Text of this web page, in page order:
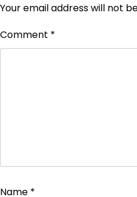
Your email address will not
Comment *
Name *